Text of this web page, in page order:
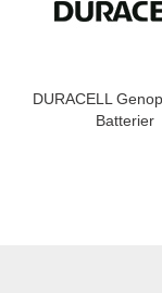
DURACELL
Batterier